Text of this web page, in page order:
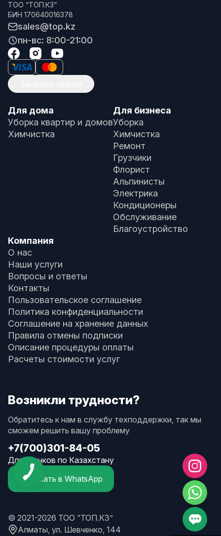
ТОО “ТОП.КЗ”
БИН 170640016378
sales@top.kz
пн-вс: 8:00-21:00
Для дома
Уборка квартир и домов
Химчистка
Для бизнеса
Уборка
Химчистка
Ремонт
Грузчики
Флорист
Альпинисты
Электрика
Кондиционеры
Обслуживание
Благоустройство
Компания
О нас
Наши услуги
Вопросы и ответы
Контакты
Пользовательское соглашение
Политика конфиденциальности
Соглашение на хранение данных
Правила отмены подписки
Описание процедуры оплаты
Расчеты стоимости услуг
Возникли трудности?
Обратитесь к нам в службу техподдержки, так мы
сможем решить вашу проблему
+7(700)301-84-05
Для звонков по Казахстану
Написать в WhatsApp
© 2021-2026 ТОО “ТОП.КЗ”
Алматы, ул. Шевченко, 144